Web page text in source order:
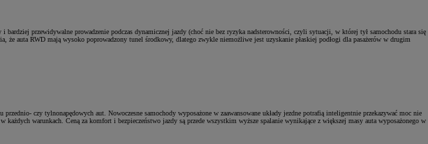
przewidywalne prowadzenie podczas dynamicznej jazdy (choć nie bez ryzyka nadsterowności, czyli sytuacji, w której tył samochodu stara się
że auta RWD mają wysoko poprowadzony tunel środkowy, dlatego zwykle niemożliwe jest uzyskanie płaskiej podłogi dla pasażerów w drugim
czy tylnonapędowych aut. Nowoczesne samochody wyposażone w zaawansowane układy jezdne potrafią inteligentnie przekazywać moc nie
warunkach. Ceną za komfort i bezpieczeństwo jazdy są przede wszystkim wyższe spalanie wynikające z większej masy auta wyposażonego w